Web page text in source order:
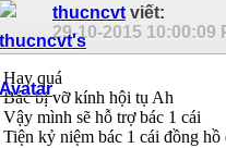
thucncvt viết:
29-10-2015 10:00:09
Hay quá
Bác bị vỡ kính hội tụ Ah
Vậy mình sẽ hỗ trợ bác 1 cái
Tiện kỷ niệm bác 1 cái đồng